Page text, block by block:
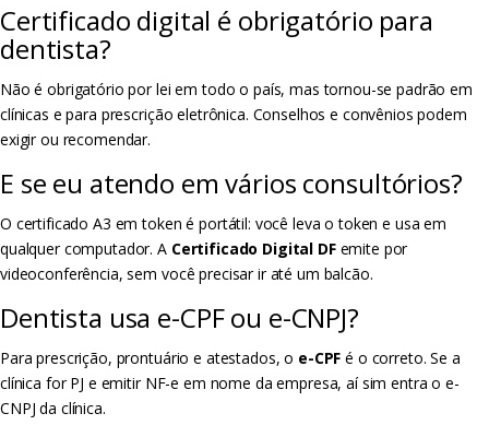
Certificado digital é obrigatório para
dentista?
Não é obrigatório por lei em todo o país, mas tornou-se padrão em
clínicas e para prescrição eletrônica. Conselhos e convênios podem
exigir ou recomendar.
E se eu atendo em vários consultórios?
O certificado A3 em token é portátil: você leva o token e usa em
qualquer computador. A Certificado Digital DFemite por
videoconferência, sem você precisar ir até um balcão.
Dentista usa e-CPF ou e-CNPJ?
Para prescrição, prontuário e atestados, o e-CPF é o correto. Se a
clínica for PJ e emitir NF-e em nome da empresa, aí sim entra o e-
CNPJ da clínica.